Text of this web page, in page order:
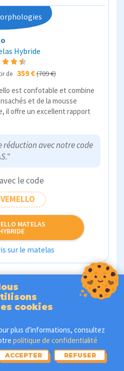
Hybride
de 359 €(709 €)
est confotable et combine
et de la mousse
il offre un excellent rapport
réduction avec notre code
le code
MATELAS
sur le matelas
alternatives au lit
?
cookies
plus d'informations, consultez
politique de confidentialité
ACCEPTER REFUSER